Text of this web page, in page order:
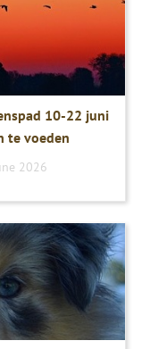
10-22 juni
te voeden
2026